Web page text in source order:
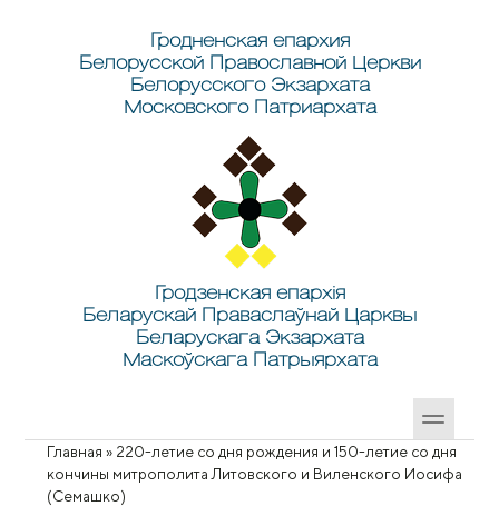
Гродненская епархия
Белорусской Православной Церкви
Белорусского Экзархата
Московского Патриархата
Гродзенская епархія
Беларускай Праваслаўнай Царквы
Беларускага Экзархата
Маскоўскага Патрыярхата
Вы здесь
Главная » 220-летие со дня рождения и 150-летие со дня
кончины митрополита Литовского и Виленского Иосифа
(Семашко)